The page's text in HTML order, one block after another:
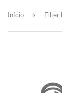
Início › Filter